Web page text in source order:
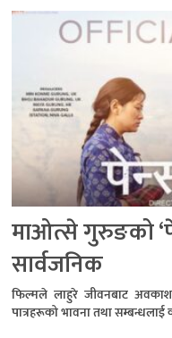
माओत्से गुरुङको
सार्वजनिक
फिल्मले लाहुरे जीवनबाट
पात्रहरूको भावना तथा